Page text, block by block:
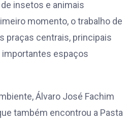
insetos e animais
momento, o trabalho de
praças centrais, principais
importantes espaços
Álvaro José Fachim
também encontrou a Pasta